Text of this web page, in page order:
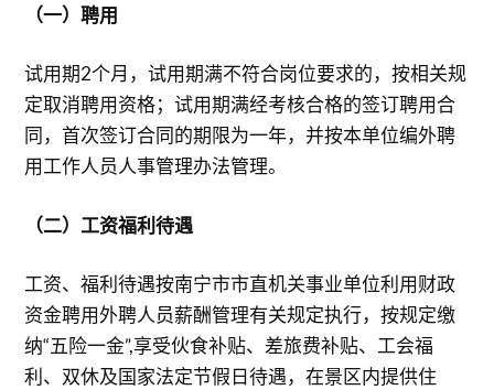
（一）聘用
试用期2个月，试用期满不符合岗位要求的，按相关规
定取消聘用资格；试用期满经考核合格的签订聘用合
同，首次签订合同的期限为一年，并按本单位编外聘
用工作人员人事管理办法管理。
（二）工资福利待遇
工资、福利待遇按南宁市市直机关事业单位利用财政
资金聘用外聘人员薪酬管理有关规定执行，按规定缴
纳“五险一金”,享受伙食补贴、差旅费补贴、工会福
利、双休及国家法定节假日待遇，在景区内提供住